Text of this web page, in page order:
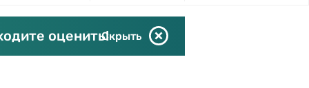
оценить!Скрыть